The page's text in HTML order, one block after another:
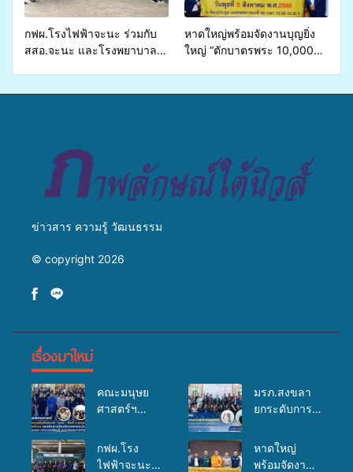
ชีวิตประชาชนอย่างยั่งยืน
กฟผ.โรงไฟฟ้าจะนะ ร่วมกับ
สสอ.จะนะ และโรงพยาบาล
หาดใหญ่พร้อมจัดงานบุญยิ่ง
ใหญ่ “ตักบาตรพระ 10,000
ข่าวสาร ความรู้ วัฒนธรรม
© copyright 2026
เรื่องมาใหม่
คณะมนุษย
ศาสตร์ฯ
จัดอบรมเสริม
ศักยภาพ
มรภ.สงขลา
ยกระดับการ
ในยุคดิจิทัล
เปิดเวทีเสริม
กฟผ.โรง
ไฟฟ้าจะนะ
หาดใหญ่
พร้อมจัดงาน